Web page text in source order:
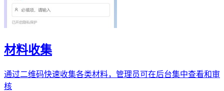
材料收集
通过二维码快速收集各类材料，管理员可在后台集中查看和审
核